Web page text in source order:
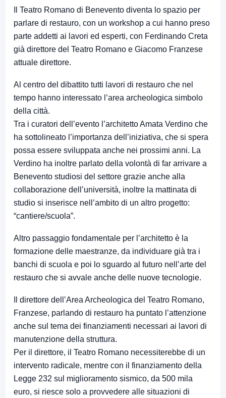
Il Teatro Romano di Benevento diventa lo spazio per
parlare di restauro, con un workshop a cui hanno preso
parte addetti ai lavori ed esperti, con Ferdinando Creta
già direttore del Teatro Romano e Giacomo Franzese
attuale direttore.
Al centro del dibattito tutti lavori di restauro che nel
tempo hanno interessato l’area archeologica simbolo
della città.
Tra i curatori dell’evento l’architetto Amata Verdino che
ha sottolineato l’importanza dell’iniziativa, che si spera
possa essere sviluppata anche nei prossimi anni. La
Verdino ha inoltre parlato della volontà di far arrivare a
Benevento studiosi del settore grazie anche alla
collaborazione dell’università, inoltre la mattinata di
studio si inserisce nell’ambito di un altro progetto:
“cantiere/scuola”.
Altro passaggio fondamentale per l’architetto è la
formazione delle maestranze, da individuare già tra i
banchi di scuola e poi lo sguardo al futuro nell’arte del
restauro che si avvale anche delle nuove tecnologie.
Il direttore dell’Area Archeologica del Teatro Romano,
Franzese, parlando di restauro ha puntato l’attenzione
anche sul tema dei finanziamenti necessari ai lavori di
manutenzione della struttura.
Per il direttore, il Teatro Romano necessiterebbe di un
intervento radicale, mentre con il finanziamento della
Legge 232 sul miglioramento sismico, da 500 mila
euro, si riesce solo a provvedere alle situazioni di